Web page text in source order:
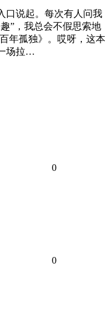
口说起。每次有人问我
”，我总会不假思索地
年孤独》。哎呀，这本
场拉…
0
0